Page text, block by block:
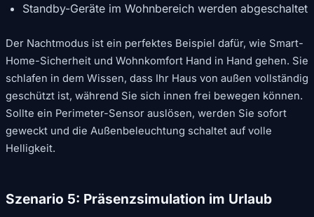
Standby-Geräte im Wohnbereich werden abgeschaltet
Der Nachtmodus ist ein perfektes Beispiel dafür, wie Smart-
Home-Sicherheit und Wohnkomfort Hand in Hand gehen. Sie
schlafen in dem Wissen, dass Ihr Haus von außen vollständig
geschützt ist, während Sie sich innen frei bewegen können.
Sollte ein Perimeter-Sensor auslösen, werden Sie sofort
geweckt und die Außenbeleuchtung schaltet auf volle
Helligkeit.
Szenario 5: Präsenzsimulation im Urlaub